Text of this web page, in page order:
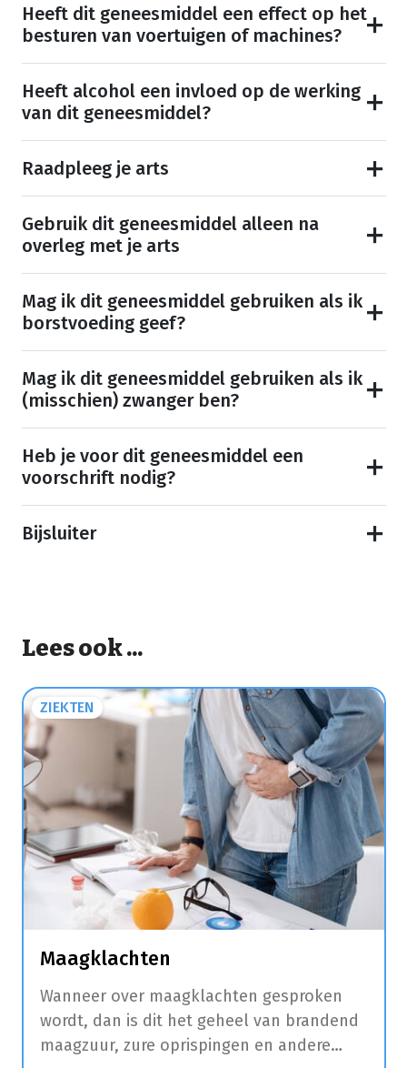
Heeft dit geneesmiddel een effect op het
besturen van voertuigen of machines?
Heeft alcohol een invloed op de werking
van dit geneesmiddel?
Raadpleeg je arts
Gebruik dit geneesmiddel alleen na
overleg met je arts
Mag ik dit geneesmiddel gebruiken als ik
borstvoeding geef?
Mag ik dit geneesmiddel gebruiken als ik
(misschien) zwanger ben?
Heb je voor dit geneesmiddel een
voorschrift nodig?
Bijsluiter
Lees ook ...
ZIEKTEN
Maagklachten
Wanneer over maagklachten gesproken
wordt, dan is dit het geheel van brandend
maagzuur, zure oprispingen en andere